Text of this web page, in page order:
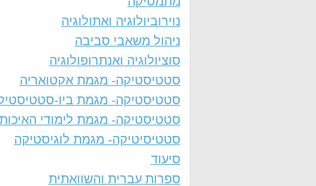
נוירוביולוגיה ואתולוגיה
ניהול משאבי סביבה
סוציולוגיה ואנתרופולוגיה
סטטיסטיקה- מגמת אקטואריה
סטטיסטיקה- מגמת ביו-
סטטיסטיקה- מגמת לימודי
סטטיסיטיקה- מגמת לוגיסטיקה
סיעוד
ספרות עברית והשוואתית